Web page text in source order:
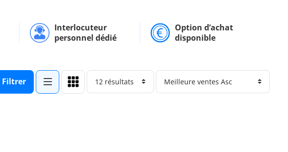
Interlocuteur
personnel dédié
Option d’achat
disponible
Filtrer